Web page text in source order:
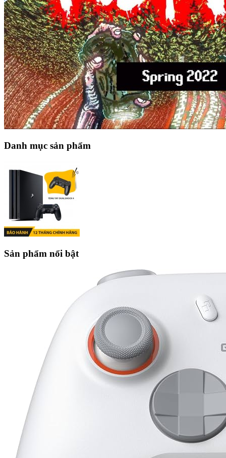
Danh mục sản phẩm
Sản phẩm nổi bật